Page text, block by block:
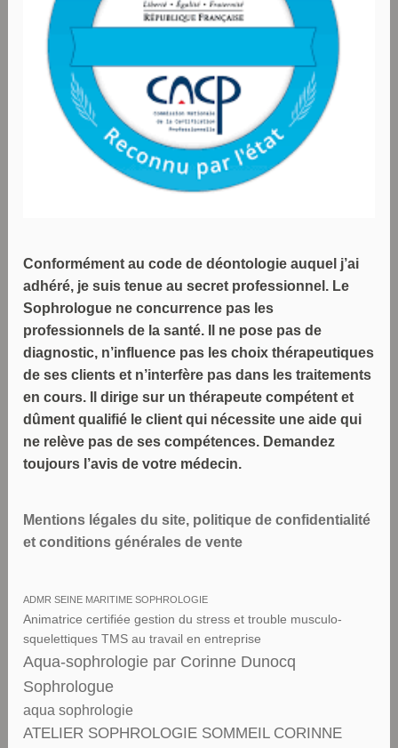
Conformément au code de déontologie auquel j’ai
adhéré, je suis tenue au secret professionnel. Le
Sophrologue ne concurrence pas les
professionnels de la santé. Il ne pose pas de
diagnostic, n’influence pas les choix thérapeutiques
de ses clients et n’interfère pas dans les traitements
en cours. Il dirige sur un thérapeute compétent et
dûment qualifié le client qui nécessite une aide qui
ne relève pas de ses compétences. Demandez
toujours l’avis de votre médecin.
Mentions légales du site, politique de confidentialité
et conditions générales de vente
ADMR SEINE MARITIME SOPHROLOGIE
Animatrice certifiée gestion du stress et trouble musculo-
squelettiques TMS au travail en entreprise
Aqua-sophrologie par Corinne Dunocq
Sophrologue
aqua sophrologie
ATELIER SOPHROLOGIE SOMMEIL CORINNE